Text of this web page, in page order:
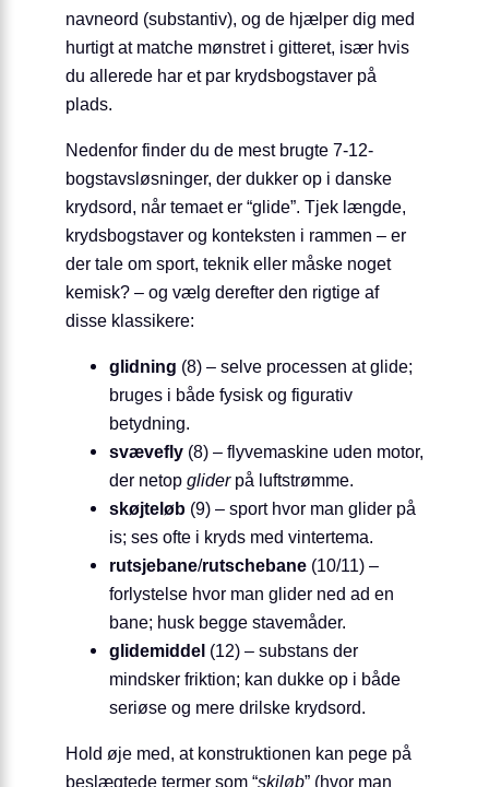
navneord (substantiv), og de hjælper dig med
hurtigt at matche mønstret i gitteret, især hvis
du allerede har et par krydsbogstaver på
plads.
Nedenfor finder du de mest brugte 7-12-
bogstavsløsninger, der dukker op i danske
krydsord, når temaet er “glide”. Tjek længde,
krydsbogstaver og konteksten i rammen – er
der tale om sport, teknik eller måske noget
kemisk? – og vælg derefter den rigtige af
disse klassikere:
glidning (8) – selve processen at glide;
bruges i både fysisk og figurativ
betydning.
svævefly (8) – flyvemaskine uden motor,
der netop gliderpå luftstrømme.
skøjteløb (9) – sport hvor man glider på
is; ses ofte i kryds med vintertema.
rutsjebane/rutschebane (10/11) –
forlystelse hvor man glider ned ad en
bane; husk begge stavemåder.
glidemiddel (12) – substans der
mindsker friktion; kan dukke op i både
seriøse og mere drilske krydsord.
Hold øje med, at konstruktionen kan pege på
beslægtede termer som “skiløb” (hvor man